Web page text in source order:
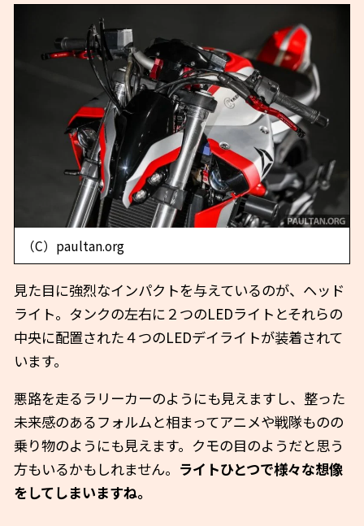
（C）paultan.org
見た目に強烈なインパクトを与えているのが、ヘッド
ライト。タンクの左右に２つのLEDライトとそれらの
中央に配置された４つのLEDデイライトが装着されて
います。
悪路を走るラリーカーのようにも見えますし、整った
未来感のあるフォルムと相まってアニメや戦隊ものの
乗り物のようにも見えます。クモの目のようだと思う
方もいるかもしれません。 ライトひとつで様々な想像
をしてしまいますね。